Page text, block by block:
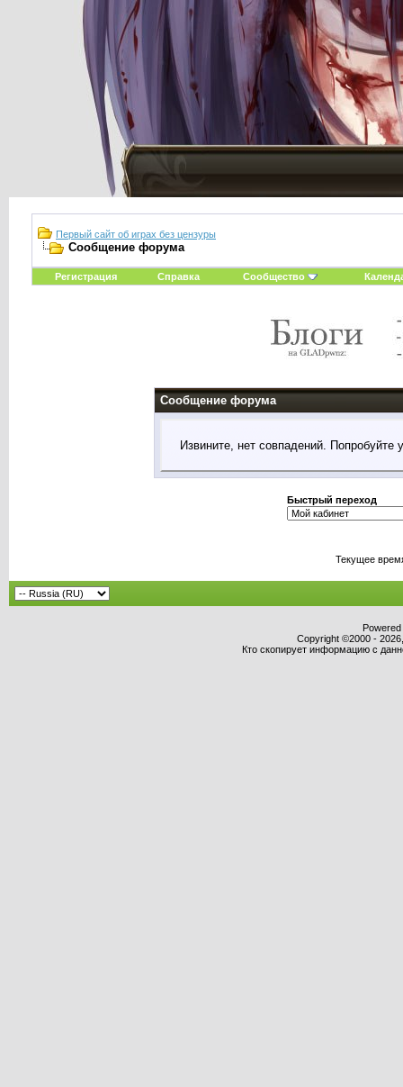
Первый сайт об играх без цензуры
Сообщение форума
Регистрация Справка Сообщество
Сообщение форума
Извините, нет совпадений. Попробуйте
Быстрый переход
Текущее
Copyright ©2000 -
Кто скопирует информацию с